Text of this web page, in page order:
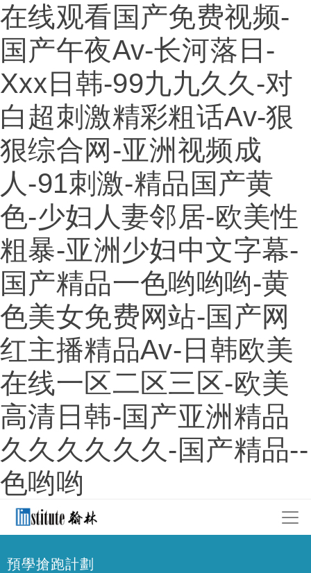
在线观看国产免费视频-
国产午夜av-长河落日-
Xxx日韩-99九九久久-对
白超刺激精彩粗话av-狠
狠综合网-亚洲视频成
人-91刺激-精品国产黄
色-少妇人妻邻居-欧美性
粗暴-亚洲少妇中文字幕-
国产精品一色哟哟哟-黄
色美女免费网站-国产网
红主播精品av-日韩欧美
在线一区二区三区-欧美
高清日韩-国产亚洲精品
久久久久久久-国产精品--
色哟哟
預學搶跑計劃